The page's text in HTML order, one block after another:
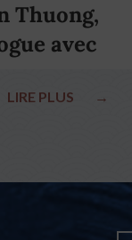
Thuong,
avec
LIRE PLUS →